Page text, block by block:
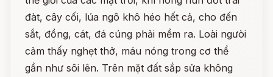
đàt, cây cối, lúa ngô khô héo hết cả, cho đến
sắt, đồng, cát, đá cúng phải mềm ra. Loài ngưòi
cảm thấy nghẹt thở, máu nóng trong cơ thể
gần như sôi lên. Trên mặt đất sắp sửa không